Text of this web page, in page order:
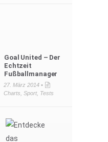
Goal United – Der
Echtzeit
Fußballmanager
27. März 2014 •
Charts Sport, Tests